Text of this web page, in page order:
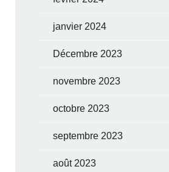
janvier 2024
Décembre 2023
novembre 2023
octobre 2023
septembre 2023
août 2023